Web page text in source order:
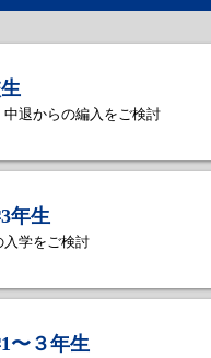
中退からの編入をご検討
年生
入学をご検討
〜３年生